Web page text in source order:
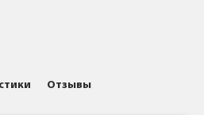
Отзывы